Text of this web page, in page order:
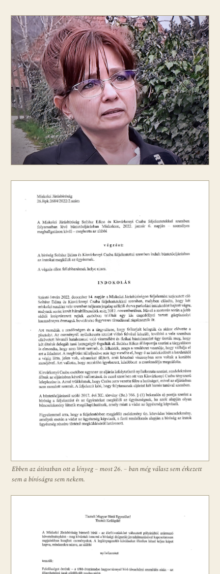
Ebben az átiratban ott a lényeg – most 26. – ban még válasz sem érkezett
sem a bíróságra sem nekem.